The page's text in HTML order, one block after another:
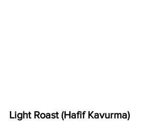
Light Roast (Hafif Kavurma)